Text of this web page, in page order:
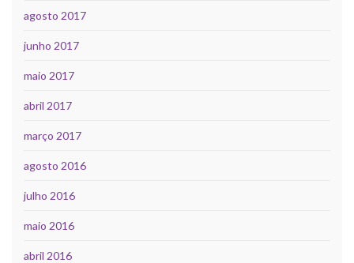
agosto 2017
junho 2017
maio 2017
abril 2017
março 2017
agosto 2016
julho 2016
maio 2016
abril 2016